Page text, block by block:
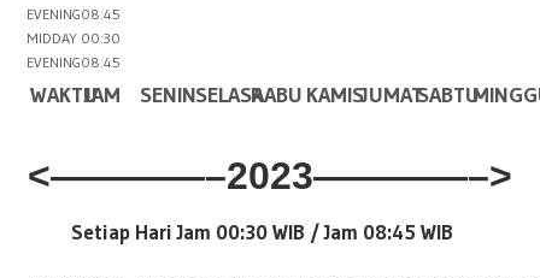
EVENING08:45
MIDDAY 00:30
EVENING08:45
WAKTUJAM SENINSELASARABU KAMISJUMATSABTU
<————–2023————–>
Setiap Hari Jam 00:30 WIB /Jam 08:45 WIB